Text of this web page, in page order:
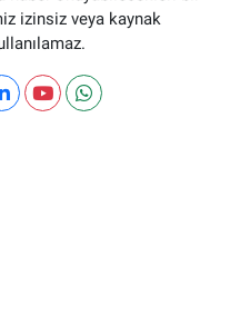
izinsiz veya kaynak